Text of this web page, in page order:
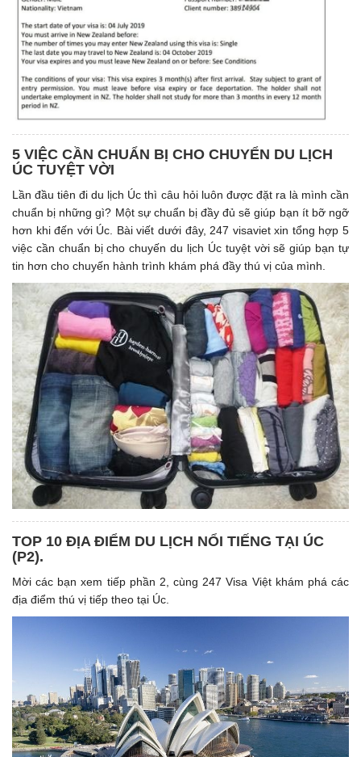
5 VIỆC CẦN CHUẨN BỊ CHO CHUYỂN DU LỊCH
ÚC TUYỆT VỜI
Lần đầu tiên đi du lịch Úc thì câu hỏi luôn được đặt ra là mình cần
chuẩn bị những gì? Một sự chuẩn bị đầy đủ sẽ giúp bạn ít bỡ ngỡ
hơn khi đến với Úc. Bài viết dưới đây, 247 visaviet xin tổng hợp 5
việc cần chuẩn bị cho chuyến du lịch Úc tuyệt vời sẽ giúp bạn tự
tin hơn cho chuyến hành trình khám phá đầy thú vị của mình.
TOP 10 ĐỊA ĐIỂM DU LỊCH NỔI TIẾNG TẠI ÚC
(P2).
Mời các bạn xem tiếp phần 2, cùng 247 Visa Việt khám phá các
địa điểm thú vị tiếp theo tại Úc.